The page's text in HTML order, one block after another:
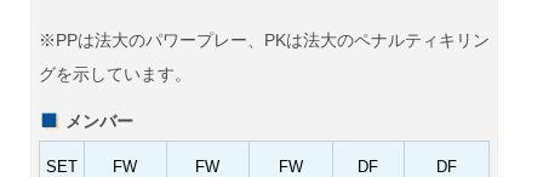
※PPは法大のパワープレー、PKは法大のペナルティキリン
グを示しています。
メンバー
SET FW FW FW DF DF